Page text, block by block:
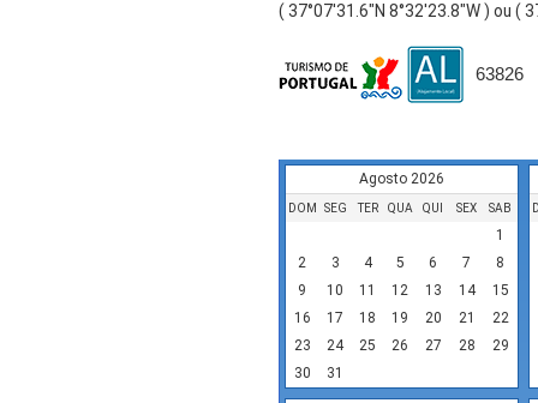
( 37°07'31.6"N 8°32'23.8"W ) ou (
63826
Agosto 2026
DOM SEG TER QUA QUI SEX SAB
1
2
3 4 5 6 7
8
9
10 11 12 13 14
15
16
17 18 19 20 21
22
23
24 25 26 27 28
29
30
31